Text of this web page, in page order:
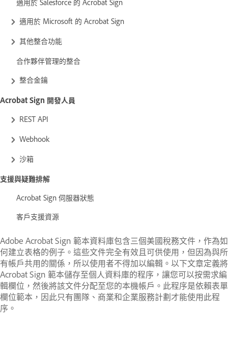
適用於 Microsoft 的 Acrobat Sign
其他整合功能
合作夥伴管理的整合
整合金鑰
Acrobat Sign 開發人員
REST API
Webhook
沙箱
支援與疑難排解
Acrobat Sign 伺服器狀態
客戶支援資源
Adobe Acrobat Sign 範本資料庫包含三個美國稅務文件，作為如
何建立表格的例子。這些文件完全有效且可供使用，但因為與所
有帳戶共用的關係，所以使用者不得加以編輯。以下文章定義將
Acrobat Sign 範本儲存至個人資料庫的程序，讓您可以按需求編
輯欄位，然後將該文件分配至您的本機帳戶。此程序是依賴表單
欄位範本，因此只有團隊、商業和企業服務計劃才能使用此程
序。